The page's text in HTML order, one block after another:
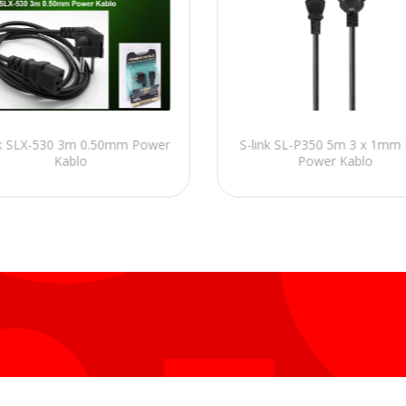
SLX-530 3m 0.50mm Power
Kablo
S-link SL-P350 5m 3 x 1mm
Power Kablo